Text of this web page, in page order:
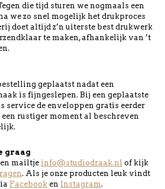
die tijd sturen we nogmaals een
we zo snel mogelijk het drukproces
doet altijd z’n uiterste best drukwerk
te maken, afhankelijk van ’t
geplaatst nadat een
is fijngeslepen. Bij een geplaatste
service de enveloppen gratis eerder
rustiger moment al beschreven
graag
mailtje info@studiodraak.nl of kijk
. Als je onze producten leuk vindt
Facebook en Instagram.